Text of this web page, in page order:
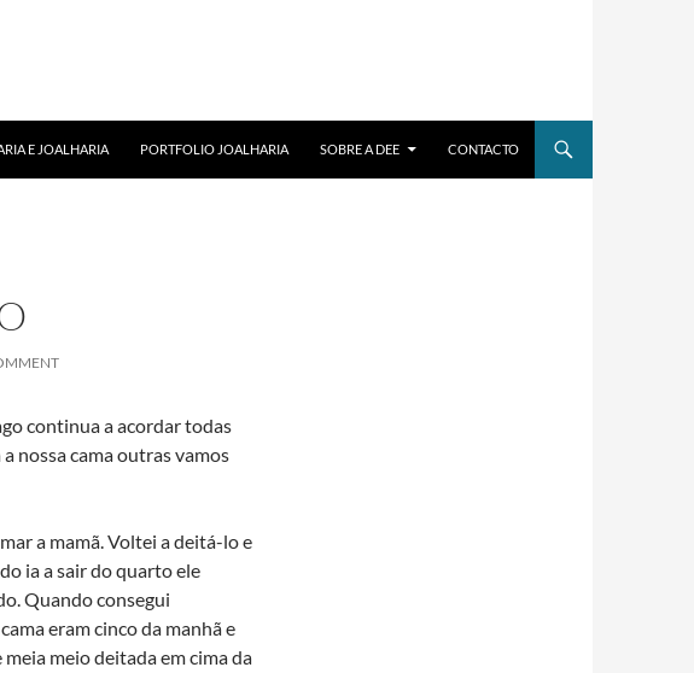
E JOALHARIA PORTFOLIO JOALHARIA SOBRE A DEE CONTACTO
continua a acordar todas
nossa cama outras vamos
a mamã. Voltei a deitá-lo e
ia a sair do quarto ele
Quando consegui
eram cinco da manhã e
meio deitada em cima da